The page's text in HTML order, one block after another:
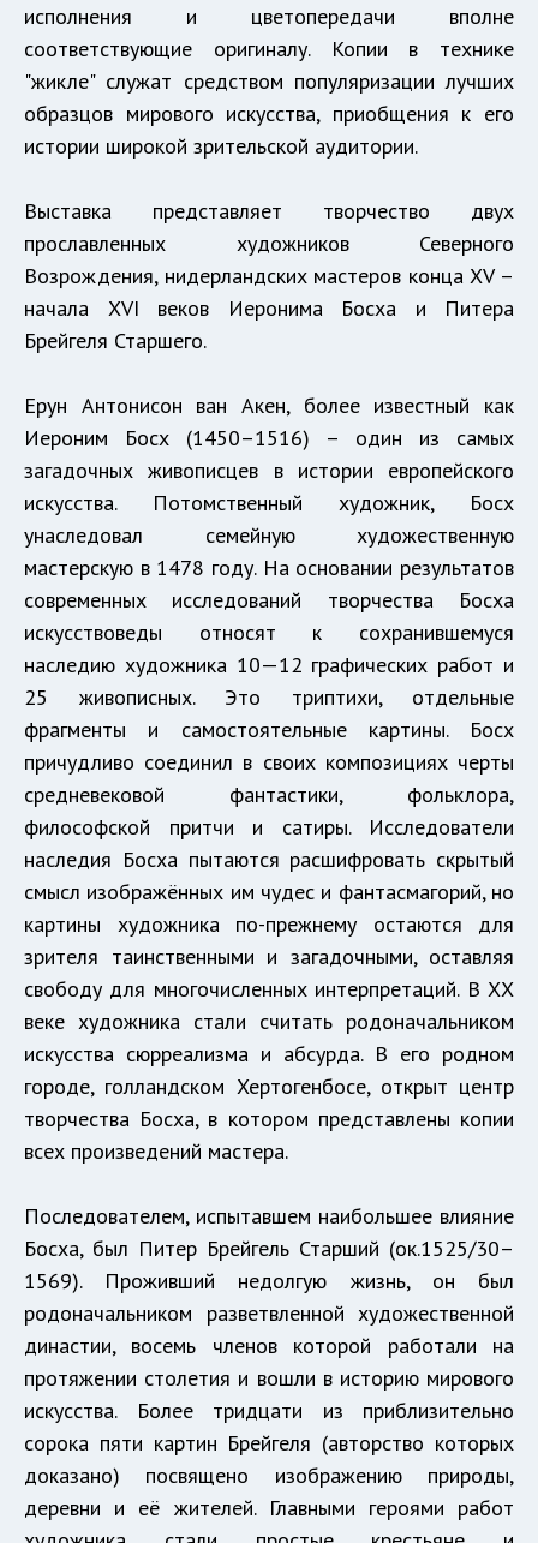
исполнения и цветопередачи вполне
соответствующие оригиналу. Копии в технике
"жикле" служат средством популяризации лучших
образцов мирового искусства, приобщения к его
истории широкой зрительской аудитории.
Выставка представляет творчество двух
прославленных художников Северного
Возрождения, нидерландских мастеров конца XV –
начала XVI веков Иеронима Босха и Питера
Брейгеля Старшего.
Ерун Антонисон ван Акен, более известный как
Иероним Босх (1450–1516) – один из самых
загадочных живописцев в истории европейского
искусства. Потомственный художник, Босх
унаследовал семейную художественную
мастерскую в 1478 году. На основании результатов
современных исследований творчества Босха
искусствоведы относят к сохранившемуся
наследию художника 10—12 графических работ и
25 живописных. Это триптихи, отдельные
фрагменты и самостоятельные картины. Босх
причудливо соединил в своих композициях черты
средневековой фантастики, фольклора,
философской притчи и сатиры. Исследователи
наследия Босха пытаются расшифровать скрытый
смысл изображённых им чудес и фантасмагорий, но
картины художника по-прежнему остаются для
зрителя таинственными и загадочными, оставляя
свободу для многочисленных интерпретаций. В ХХ
веке художника стали считать родоначальником
искусства сюрреализма и абсурда. В его родном
городе, голландском Хертогенбосе, открыт центр
творчества Босха, в котором представлены копии
всех произведений мастера.
Последователем, испытавшем наибольшее влияние
Босха, был Питер Брейгель Старший (ок.1525/30–
1569). Проживший недолгую жизнь, он был
родоначальником разветвленной художественной
династии, восемь членов которой работали на
протяжении столетия и вошли в историю мирового
искусства. Более тридцати из приблизительно
сорока пяти картин Брейгеля (авторство которых
доказано) посвящено изображению природы,
деревни и её жителей. Главными героями работ